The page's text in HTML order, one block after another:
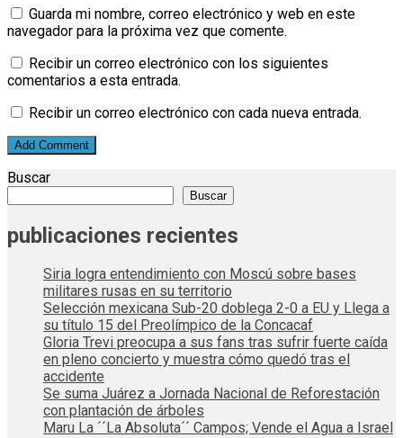
Guarda mi nombre, correo electrónico y web en este
navegador para la próxima vez que comente.
Recibir un correo electrónico con los siguientes
comentarios a esta entrada.
Recibir un correo electrónico con cada nueva entrada.
Buscar
Buscar
publicaciones recientes
Siria logra entendimiento con Moscú sobre bases
militares rusas en su territorio
Selección mexicana Sub-20 doblega 2-0 a EU y Llega a
su título 15 del Preolímpico de la Concacaf
Gloria Trevi preocupa a sus fans tras sufrir fuerte caída
en pleno concierto y muestra cómo quedó tras el
accidente
Se suma Juárez a Jornada Nacional de Reforestación
con plantación de árboles
Maru La ´´La Absoluta´´ Campos; Vende el Agua a Israel